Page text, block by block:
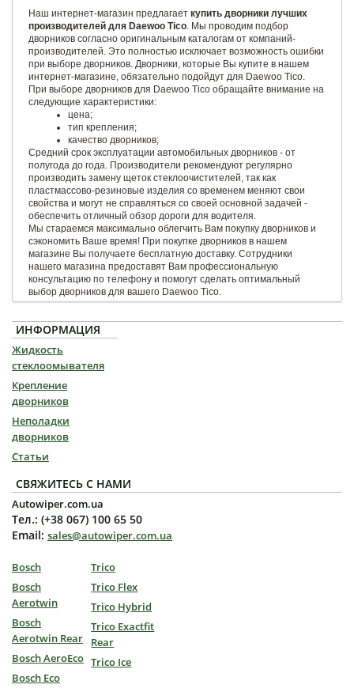
Наш интернет-магазин предлагает купить дворники лучших
производителей для Daewoo Tico. Мы проводим подбор
дворников согласно оригинальным каталогам от компаний-
производителей. Это полностью исключает возможность ошибки
при выборе дворников. Дворники, которые Вы купите в нашем
интернет-магазине, обязательно подойдут для Daewoo Tico.
При выборе дворников для Daewoo Tico обращайте внимание на
следующие характеристики:
цена;
тип крепления;
качество дворников;
Средний срок эксплуатации автомобильных дворников - от
полугода до года. Производители рекомендуют регулярно
производить замену щеток стеклоочистителей, так как
пластмассово-резиновые изделия со временем меняют свои
свойства и могут не справляться со своей основной задачей -
обеспечить отличный обзор дороги для водителя.
Мы стараемся максимально облегчить Вам покупку дворников и
сэкономить Ваше время! При покупке дворников в нашем
магазине Вы получаете бесплатную доставку. Сотрудники
нашего магазина предоставят Вам профессиональную
консультацию по телефону и помогут сделать оптимальный
выбор дворников для вашего Daewoo Tico.
ИНФОРМАЦИЯ
Жидкость
стеклоомывателя
Крепление
дворников
Неполадки
дворников
Статьи
СВЯЖИТЕСЬ С НАМИ
Autowiper.com.ua
Тел.: (+38 067) 100 65 50
Email: sales@autowiper.com.ua
Bosch
Bosch
Aerotwin
Bosch
Aerotwin Rear
Bosch AeroEco
Bosch Eco
Trico
Trico Flex
Trico Hybrid
Trico Exactfit
Rear
Trico Ice